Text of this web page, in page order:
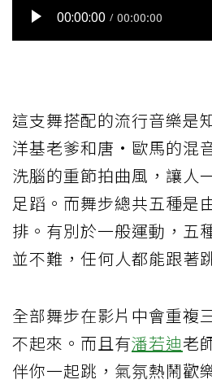
這支舞搭配的流行音樂是
洋基老爹和唐•歐馬的混
洗腦的重節拍曲風，讓人
足蹈。而舞步總共五種是
排。有別於一般運動，五
並不難，任何人都能跟著
全部舞步在影片中會重複
不起來。而且有潘若迪老
伴你一起跳，氣氛熱鬧歡